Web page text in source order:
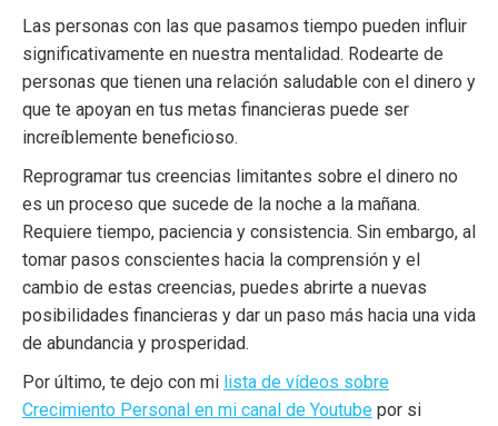
Las personas con las que pasamos tiempo pueden influir
significativamente en nuestra mentalidad. Rodearte de
personas que tienen una relación saludable con el dinero y
que te apoyan en tus metas financieras puede ser
increíblemente beneficioso.
Reprogramar tus creencias limitantes sobre el dinero no
es un proceso que sucede de la noche a la mañana.
Requiere tiempo, paciencia y consistencia. Sin embargo, al
tomar pasos conscientes hacia la comprensión y el
cambio de estas creencias, puedes abrirte a nuevas
posibilidades financieras y dar un paso más hacia una vida
de abundancia y prosperidad.
Por último, te dejo con mi lista de vídeos sobre
Crecimiento Personal en mi canal de Youtube por si